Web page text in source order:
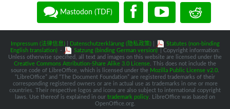
Mastodon (TDF)
Impressum (法律信息)| Datenschutzerklärung (隐私政策)|
Statutes (non-binding
English translation) - Satzung (binding German version)
| Copyright information:
Unless otherwise specified, all text and images on this website are licensed under the
Creative Commons Attribution-Share Alike 3.0 License . This does not include the
source code of LibreOffice, which is licensed under the Mozilla Public License v2.0
“LibreOffice” and “The Document Foundation” are registered trademarks of their
corresponding registered owners or are in actual use as trademarks in one or more
countries. Their respective logos and icons are also subject to international copyright
laws. Use thereof is explained in our trademark policy . LibreOffice was based on
OpenOffice.org.